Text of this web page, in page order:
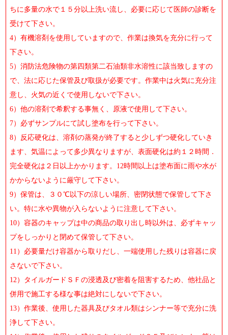
ちに多量の水で１５分以上洗い流し、必要に応じて医師の診断を
受けて下さい。
4）有機溶剤を使用していますので、作業は換気を充分に行って
下さい。
5）消防法危険物の第四類第二石油類非水溶性に該当致しますの
で、法に応じた保管及び取扱が必要です。作業中は火気に充分注
意し、火気の近くで使用しないで下さい。
6）他の溶剤で希釈する事無く、原液で使用して下さい。
7）必ずサンプルにて試し塗布を行って下さい。
8）反応硬化は、溶剤の蒸発が終了すると少しずつ硬化していき
ます、気温によって多少異なりますが、表面硬化は約１２時間．
完全硬化は２日以上かかります。12時間以上は塗布面に雨や水が
かからないように厳守して下さい。
9）保管は、３０℃以下の涼しい場所、密閉状態で保管して下さ
い。特に水や異物が入らないように注意して下さい。
10）容器のキャップは中の商品の取り出し時以外は、必ずキャッ
プをしっかりと閉めて保管して下さい。
11）必要量だけ容器から取りだし、一端使用した残りは容器に戻
さないで下さい。
12）タイルガードＳＦの浸透及び密着を阻害するため、他社品と
併用で施工する様な事は絶対にしないで下さい。
13）作業後、使用した器具及びタオル類はシンナー等で充分に洗
浄して下さい。